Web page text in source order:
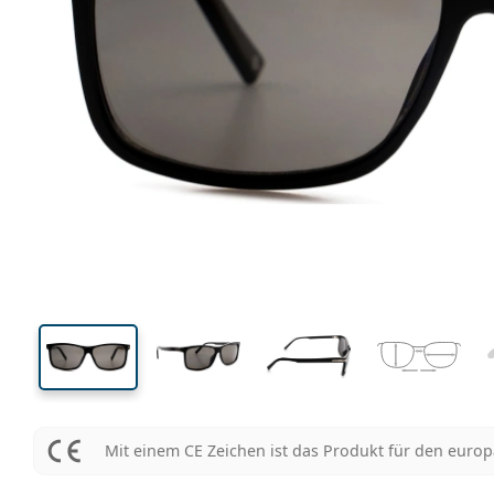
136 mm
Brillenbreite
40 mm
Glashöhe Glasbreite
Glasbreite
Mit einem CE Zeichen ist das Produkt für den